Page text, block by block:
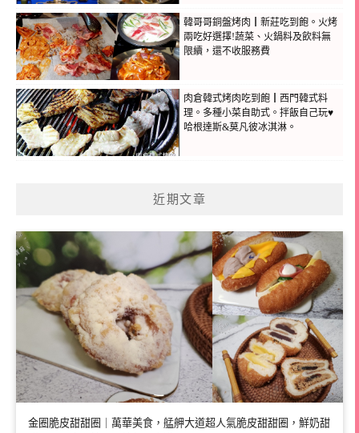
韓哥哥銅盤烤肉┃新莊吃到飽。火烤
兩吃好選擇!蔬菜、火鍋料及飲料無
限續，還不收服務費
肉倉韓式烤肉吃到飽┃西門韓式料
理。多種小菜自助式。拌飯自己玩♥
哈根達斯&莫凡彼冰淇淋。
近期文章
金圈脆皮甜甜圈｜萬華美食，艋舺大道超人氣脆皮甜甜圈，鮮奶甜